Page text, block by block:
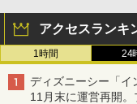
アクセスランキ
1時間 24
ディズニーシー「イ
11月末に運営再開